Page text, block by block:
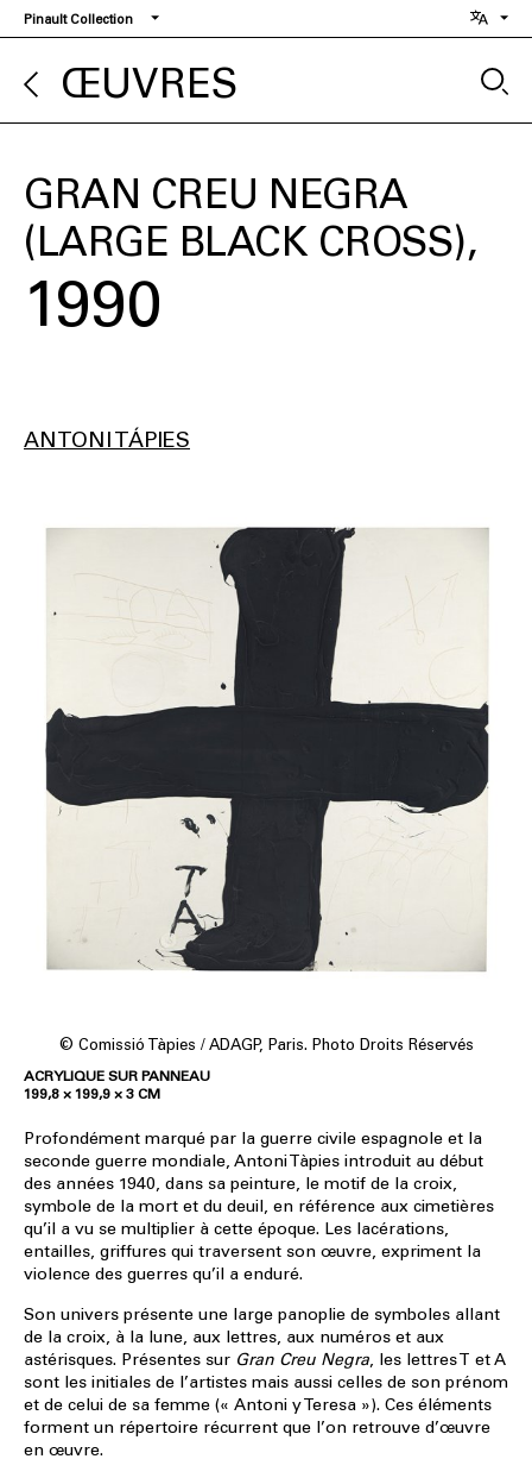
Aller
au
contenu
principal
Pinault Collection
ŒUVRES
GRAN CREU NEGRA
(LARGE BLACK CROSS)
1990
ANTONI TÁPIES
© Comissió Tàpies / ADAGP, Paris. Photo Droits Réservés
ACRYLIQUE SUR PANNEAU
199,8 × 199,9 × 3 CM
Profondément marqué par la guerre civile espagnole et la
seconde guerre mondiale, Antoni Tàpies introduit au début
des années 1940, dans sa peinture, le motif de la croix,
symbole de la mort et du deuil, en référence aux cimetières
qu’il a vu se multiplier à cette époque. Les lacérations,
entailles, griffures qui traversent son œuvre, expriment la
violence des guerres qu’il a enduré.
Son univers présente une large panoplie de symboles allant
de la croix, à la lune, aux lettres, aux numéros et aux
astérisques. Présentes sur Gran Creu Negra, les lettres T et A
sont les initiales de l’artistes mais aussi celles de son prénom
et de celui de sa femme (« Antoni y Teresa »). Ces éléments
forment un répertoire récurrent que l’on retrouve d’œuvre
en œuvre.